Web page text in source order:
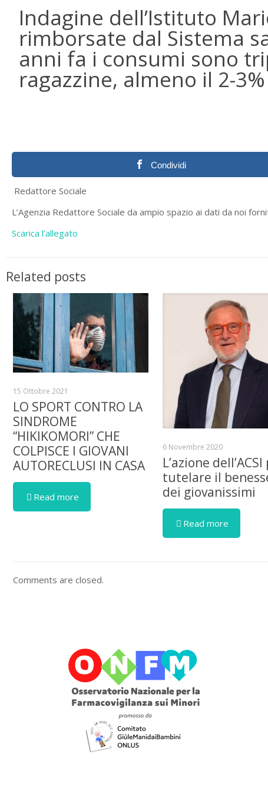
Indagine dell’Istituto
rimborsate dal Sistema
anni fa i consumi sono
ragazzine, almeno il 2-
Condividi
Redattore Sociale
L’Agenzia Redattore Sociale da ampio spazio ai dati da noi
Scarica l’allegato
Related posts
15 Ottobre 2021
LO SPORT CONTRO LA
SINDROME
“HIKIKOMORI” CHE
COLPISCE I GIOVANI
AUTORECLUSI IN CASA
Read more
6 Novembre 2020
L’azione
tutelare il
dei giovanissimi
Read more
Comments are closed.